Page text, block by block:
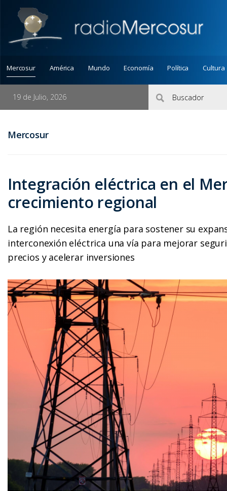
Mercosur América Mundo Economía Política Cultura
19 de Julio, 2026
Mercosur
Integración eléctrica en el
crecimiento regional
La región necesita energía para sostener su
interconexión eléctrica una vía para mejorar
precios y acelerar inversiones